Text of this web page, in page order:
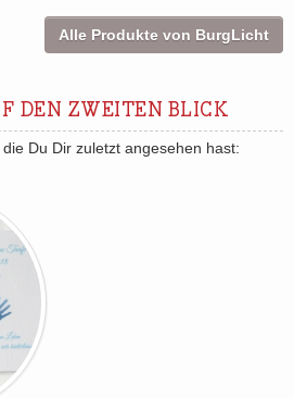
Alle Produkte von BurgLicht
DEN ZWEITEN BLICK
Du Dir zuletzt angesehen hast: